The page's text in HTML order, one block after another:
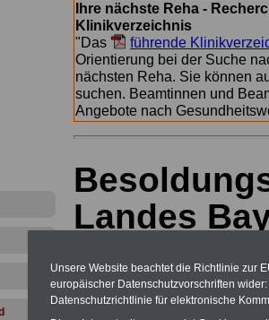
Ihre nächste Reha -
Klinikverzeichnis
"Das
führende
Orientierung bei der Suche
nächsten Reha. Sie können
suchen. Beamtinnen und
Angebote nach
Landes
Zulagen
Unsere Website beachtet die Richtlinie zur
europäischer Datenschutzvorschriften
Datenschutzrichtlinie für elektronische